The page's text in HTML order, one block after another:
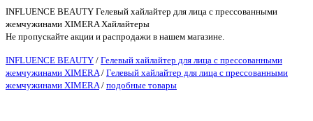
INFLUENCE BEAUTY Гелевый хайлайтер для лица с прессованными
жемчужинами XIMERA Хайлайтеры
Не пропускайте акции и распродажи в нашем магазине.
INFLUENCE BEAUTY / Гелевый хайлайтер для лица с прессованными
жемчужинами XIMERA / Гелевый хайлайтер для лица с прессованными
жемчужинами XIMERA / подобные товары